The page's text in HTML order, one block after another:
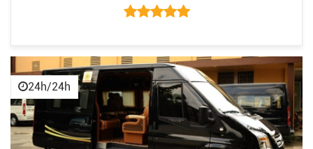
24h/24h